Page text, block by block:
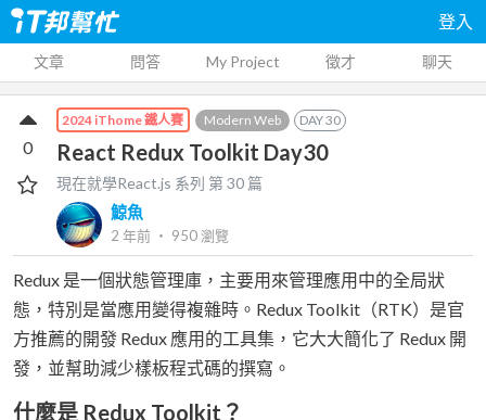
登入
文章 問答 My Project 徵才 聊天
2024 iThome 鐵人賽 Modern Web DAY30
React Redux Toolkit Day30
現在就學React.js 系列 第30 篇
鯨魚
2 年前 ‧ 950瀏覽
0
Redux 是一個狀態管理庫，主要用來管理應用中的全局狀
態，特別是當應用變得複雜時。Redux Toolkit（RTK）是官
方推薦的開發 Redux 應用的工具集，它大大簡化了 Redux 開
發，並幫助減少樣板程式碼的撰寫。
什麼是 Redux Toolkit？